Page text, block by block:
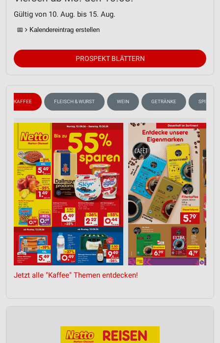
Gültig von 10. Aug. bis 15. Aug.
📅 Kalendereintrag erstellen
PROSPEKT BLÄTTERN
KAFFEE FLEISCH & WURST WEIN GETRÄNKE
Jetzt alle "Kaffee" Themen entdecken!